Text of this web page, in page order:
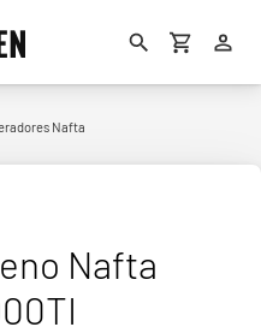
Nafta
Nafta